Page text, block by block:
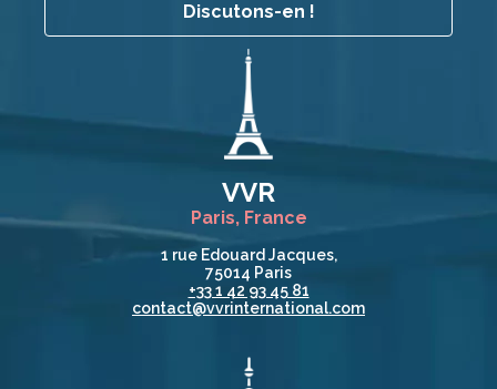
Discutons-en !
VVR
Paris, France
1 rue Edouard Jacques,
75014 Paris
+33 1 42 93 45 81
contact@vvrinternational.com